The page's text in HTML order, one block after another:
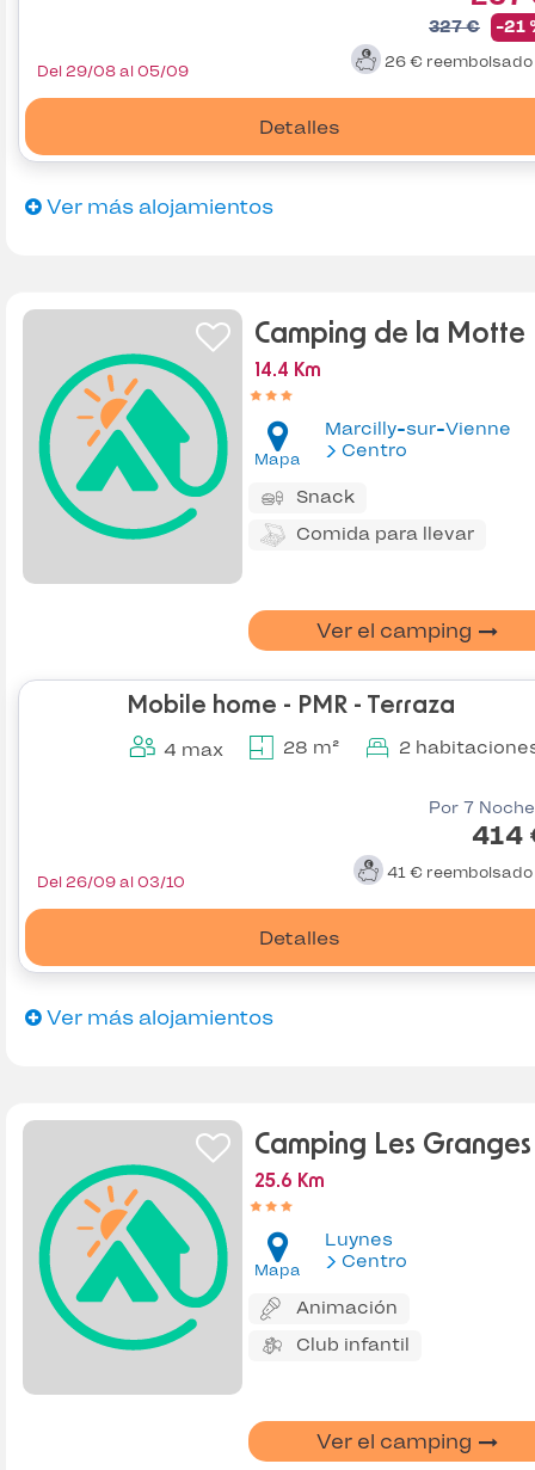
327 € -21
26 € reembolsado
Detalles
Del 29/08 al 05/09
Ver más alojamientos
Camping de la Motte
14.4 Km
Mapa
Marcilly-sur-Vienne
Centro
Snack
Comida para llevar
Ver el camping
Mobile home - PMR - Terraza
4 max 28 m² 2
Por 7
414
41 € reembolsado
Detalles
Del 26/09 al 03/10
Ver más alojamientos
Camping Les Granges
25.6 Km
Mapa
Luynes
Centro
Animación
Club infantil
Ver el camping